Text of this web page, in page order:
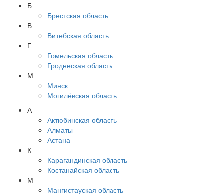
Б
Брестская область
В
Витебская область
Г
Гомельская область
Гроднеская область
М
Минск
Могилёвская область
А
Актюбинская область
Алматы
Астана
К
Карагандинская область
Костанайская область
М
Мангистауская область